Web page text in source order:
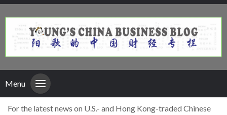
Menu
For the latest news on U.S.- and Hong Kong-traded Chinese